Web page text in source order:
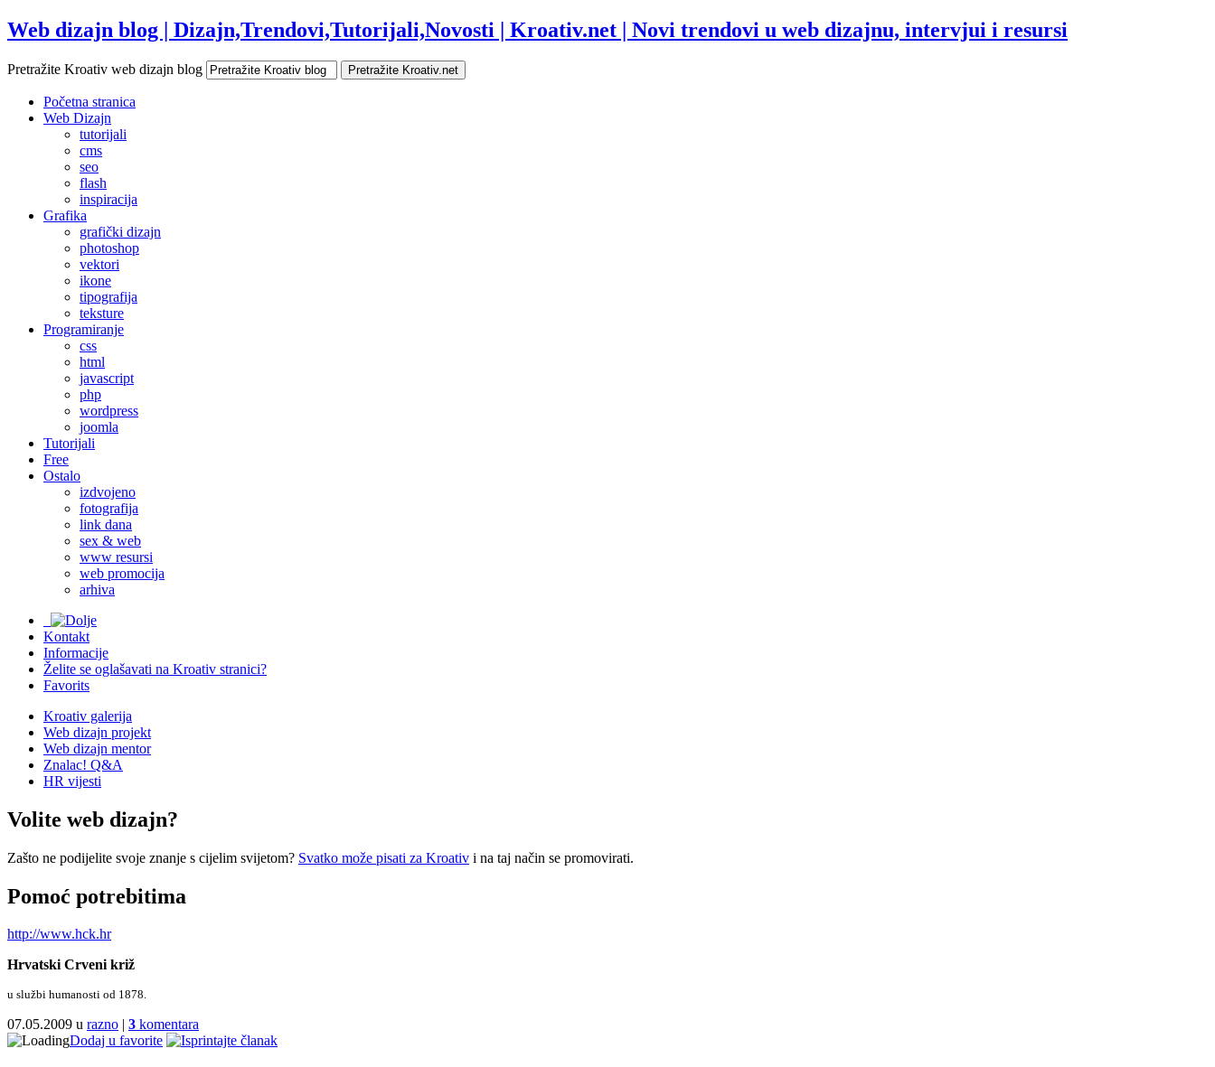
Web dizajn blog | Dizajn,Trendovi,Tutorijali,Novosti | Kroativ.net | Novi trendovi u web dizajnu, intervjui i resursi
Pretražite Kroativ web dizajn blog
Početna stranica
Web Dizajn
tutorijali
cms
seo
flash
inspiracija
Grafika
grafički dizajn
photoshop
vektori
ikone
tipografija
teksture
Programiranje
css
html
javascript
php
wordpress
joomla
Tutorijali
Free
Ostalo
izdvojeno
fotografija
link dana
sex & web
www resursi
web promocija
arhiva
Kontakt
Informacije
Želite se oglašavati na Kroativ stranici?
Favorits
Kroativ galerija
Web dizajn projekt
Web dizajn mentor
Znalac! Q&A
HR vijesti
Volite web dizajn?
Zašto ne podijelite svoje znanje s cijelim svijetom? Svatko može pisati za Kroativ i na taj način se promovirati.
Pomoć potrebitima
http://www.hck.hr
Hrvatski Crveni križ
u službi humanosti od 1878.
07.05.2009 u razno | 3 komentara
Dodaj u favorite